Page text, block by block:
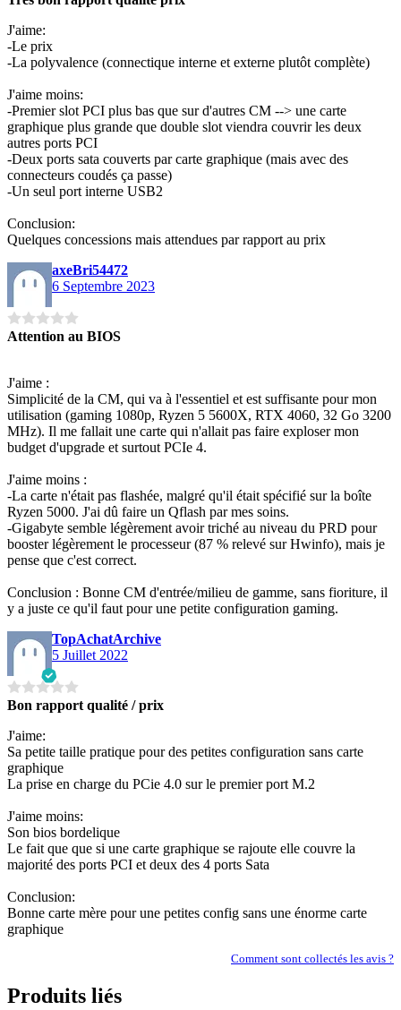
J'aime:
-Le prix
-La polyvalence (connectique interne et externe plutôt complète)
J'aime moins:
-Premier slot PCI plus bas que sur d'autres CM --> une carte
graphique plus grande que double slot viendra couvrir les deux
autres ports PCI
-Deux ports sata couverts par carte graphique (mais avec des
connecteurs coudés ça passe)
-Un seul port interne USB2
Conclusion:
Quelques concessions mais attendues par rapport au prix
axeBri54472
6 Septembre 2023
Attention au BIOS
J'aime :
Simplicité de la CM, qui va à l'essentiel et est suffisante pour mon
utilisation (gaming 1080p, Ryzen 5 5600X, RTX 4060, 32 Go 3200
MHz). Il me fallait une carte qui n'allait pas faire exploser mon
budget d'upgrade et surtout PCIe 4.
J'aime moins :
-La carte n'était pas flashée, malgré qu'il était spécifié sur la boîte
Ryzen 5000. J'ai dû faire un Qflash par mes soins.
-Gigabyte semble légèrement avoir triché au niveau du PRD pour
booster légèrement le processeur (87 % relevé sur Hwinfo), mais je
pense que c'est correct.
Conclusion : Bonne CM d'entrée/milieu de gamme, sans fioriture, il
y a juste ce qu'il faut pour une petite configuration gaming.
TopAchatArchive
5 Juillet 2022
Bon rapport qualité / prix
J'aime:
Sa petite taille pratique pour des petites configuration sans carte
graphique
La prise en charge du PCie 4.0 sur le premier port M.2
J'aime moins:
Son bios bordelique
Le fait que que si une carte graphique se rajoute elle couvre la
majorité des ports PCI et deux des 4 ports Sata
Conclusion:
Bonne carte mère pour une petites config sans une énorme carte
graphique
Comment sont collectés les avis ?
Produits liés